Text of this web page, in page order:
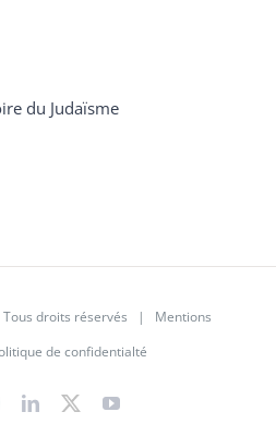
du Judaïsme
droits réservés | Mentions
de confidentialté
InstagramLinkedIn
X YouTube